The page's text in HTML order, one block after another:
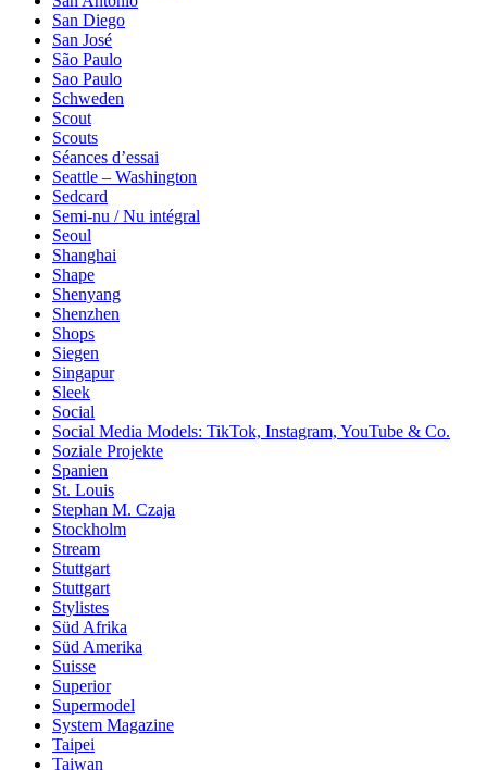
San Diego
San José
São Paulo
Sao Paulo
Schweden
Scout
Scouts
Séances d’essai
Seattle – Washington
Sedcard
Semi-nu / Nu intégral
Seoul
Shanghai
Shape
Shenyang
Shenzhen
Shops
Siegen
Singapur
Sleek
Social
Social Media Models: TikTok, Instagram, YouTube & Co.
Soziale Projekte
Spanien
St. Louis
Stephan M. Czaja
Stockholm
Stream
Stuttgart
Stuttgart
Stylistes
Süd Afrika
Süd Amerika
Suisse
Superior
Supermodel
System Magazine
Taipei
Taiwan